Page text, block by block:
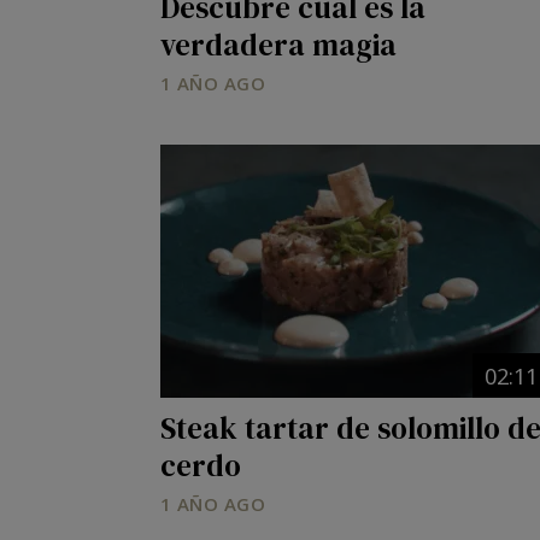
verdadera magia
1 AÑO AGO
02:11
Steak tartar de solomillo de
cerdo
1 AÑO AGO